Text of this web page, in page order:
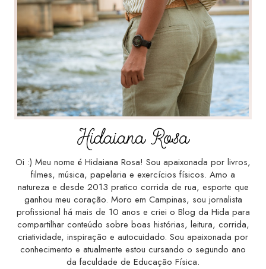
Hidaiana Rosa
Oi :) Meu nome é Hidaiana Rosa! Sou apaixonada por livros,
filmes, música, papelaria e exercícios físicos. Amo a
natureza e desde 2013 pratico corrida de rua, esporte que
ganhou meu coração. Moro em Campinas, sou jornalista
profissional há mais de 10 anos e criei o Blog da Hida para
compartilhar conteúdo sobre boas histórias, leitura, corrida,
criatividade, inspiração e autocuidado. Sou apaixonada por
conhecimento e atualmente estou cursando o segundo ano
da faculdade de Educação Física.